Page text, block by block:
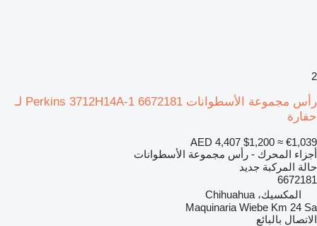
2
رأس مجموعة الأسطوانات Perkins 3712H14A-1 6672181 لـ
حفارة
AED 4,407 $1,200 ≈ €1,039
أجزاء المحرك - رأس مجموعة الأسطوانات
حالة المركبة جديد
6672181
المكسيك، Chihuahua
Maquinaria Wiebe Km 24 Sa
الاتصال بالبائع